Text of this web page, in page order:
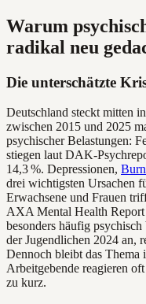
Warum
radikal neu
Die unterschätzte
Deutschland steckt mitten
zwischen 2015 und 2025
psychischer Belastungen:
stiegen laut DAK-
14,3 %. Depressionen,
drei wichtigsten Ursachen
Erwachsene und Frauen
AXA Mental Health Report
besonders häufig
der Jugendlichen 2024 an,
Dennoch bleibt das Thema
Arbeitgebende reagieren
zu kurz.